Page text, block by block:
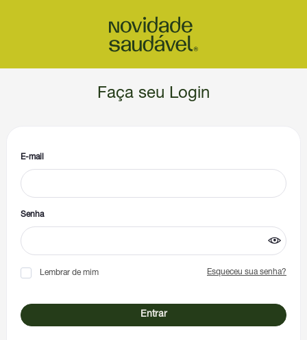
Faça seu Login
E-mail
Senha
Lembrar de mim Esqueceu sua senha?
Entrar